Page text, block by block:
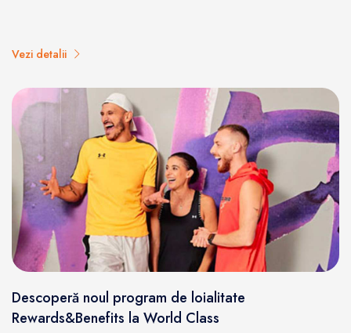
Vezi detalii
Descoperă noul program de loialitate
Rewards&Benefits la World Class